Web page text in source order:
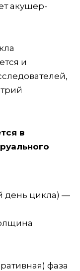
акушер-
и
в
день цикла) —
фаза